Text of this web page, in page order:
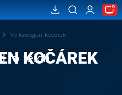
Volkswagen kočárek
to fetch
KOČÁREK